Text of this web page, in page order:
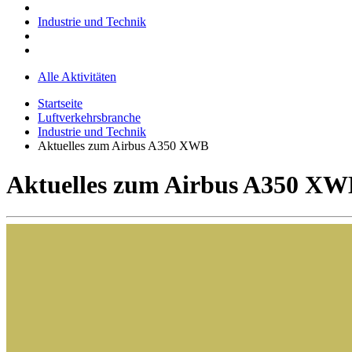
Industrie und Technik
Alle Aktivitäten
Startseite
Luftverkehrsbranche
Industrie und Technik
Aktuelles zum Airbus A350 XWB
Aktuelles zum Airbus A350